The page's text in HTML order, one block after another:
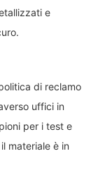
e
di reclamo
uffici in
per i test e
materiale è in